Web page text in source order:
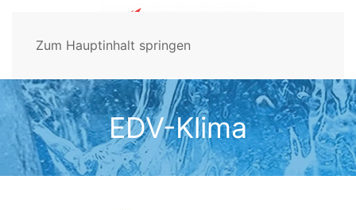
Zum Hauptinhalt springen
EDV-Klima